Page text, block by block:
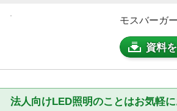
モスバーガ
資料
法人向けLED照明のことはお気軽に